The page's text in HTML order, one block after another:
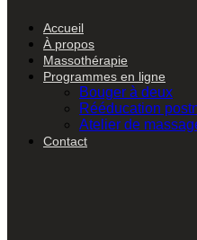
Accueil
À propos
Massothérapie
Programmes en ligne
Bouger à deux
Rééducation
Atelier de
Contact